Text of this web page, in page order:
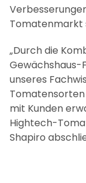
Tomatenmarkt
„Durch die
Gewächshaus-
unseres
mit Kunden
Hightech-
Shapiro